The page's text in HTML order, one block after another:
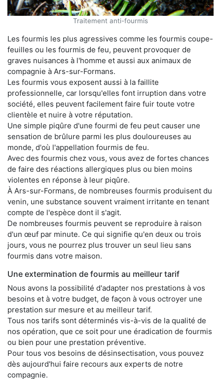
Traitement anti-fourmis
Les fourmis les plus agressives comme les fourmis coupe-
feuilles ou les fourmis de feu, peuvent provoquer de
graves nuisances à l'homme et aussi aux animaux de
compagnie à Ars-sur-Formans.
Les fourmis vous exposent aussi à la faillite
professionnelle, car lorsqu'elles font irruption dans votre
société, elles peuvent facilement faire fuir toute votre
clientèle et nuire à votre réputation.
Une simple piqûre d'une fourmi de feu peut causer une
sensation de brûlure parmi les plus douloureuses au
monde, d'où l'appellation fourmis de feu.
Avec des fourmis chez vous, vous avez de fortes chances
de faire des réactions allergiques plus ou bien moins
violentes en réponse à leur piqûre.
À Ars-sur-Formans, de nombreuses fourmis produisent du
venin, une substance souvent vraiment irritante en tenant
compte de l'espèce dont il s'agit.
De nombreuses fourmis peuvent se reproduire à raison
d'un œuf par minute. Ce qui signifie qu'en deux ou trois
jours, vous ne pourrez plus trouver un seul lieu sans
fourmis dans votre maison.
Une extermination de fourmis au meilleur tarif
Nous avons la possibilité d'adapter nos prestations à vos
besoins et à votre budget, de façon à vous octroyer une
prestation sur mesure et au meilleur tarif.
Tous nos tarifs sont déterminés vis-à-vis de la qualité de
nos opération, que ce soit pour une éradication de fourmis
ou bien pour une prestation préventive.
Pour tous vos besoins de désinsectisation, vous pouvez
dès aujourd'hui faire recours aux experts de notre
compagnie.